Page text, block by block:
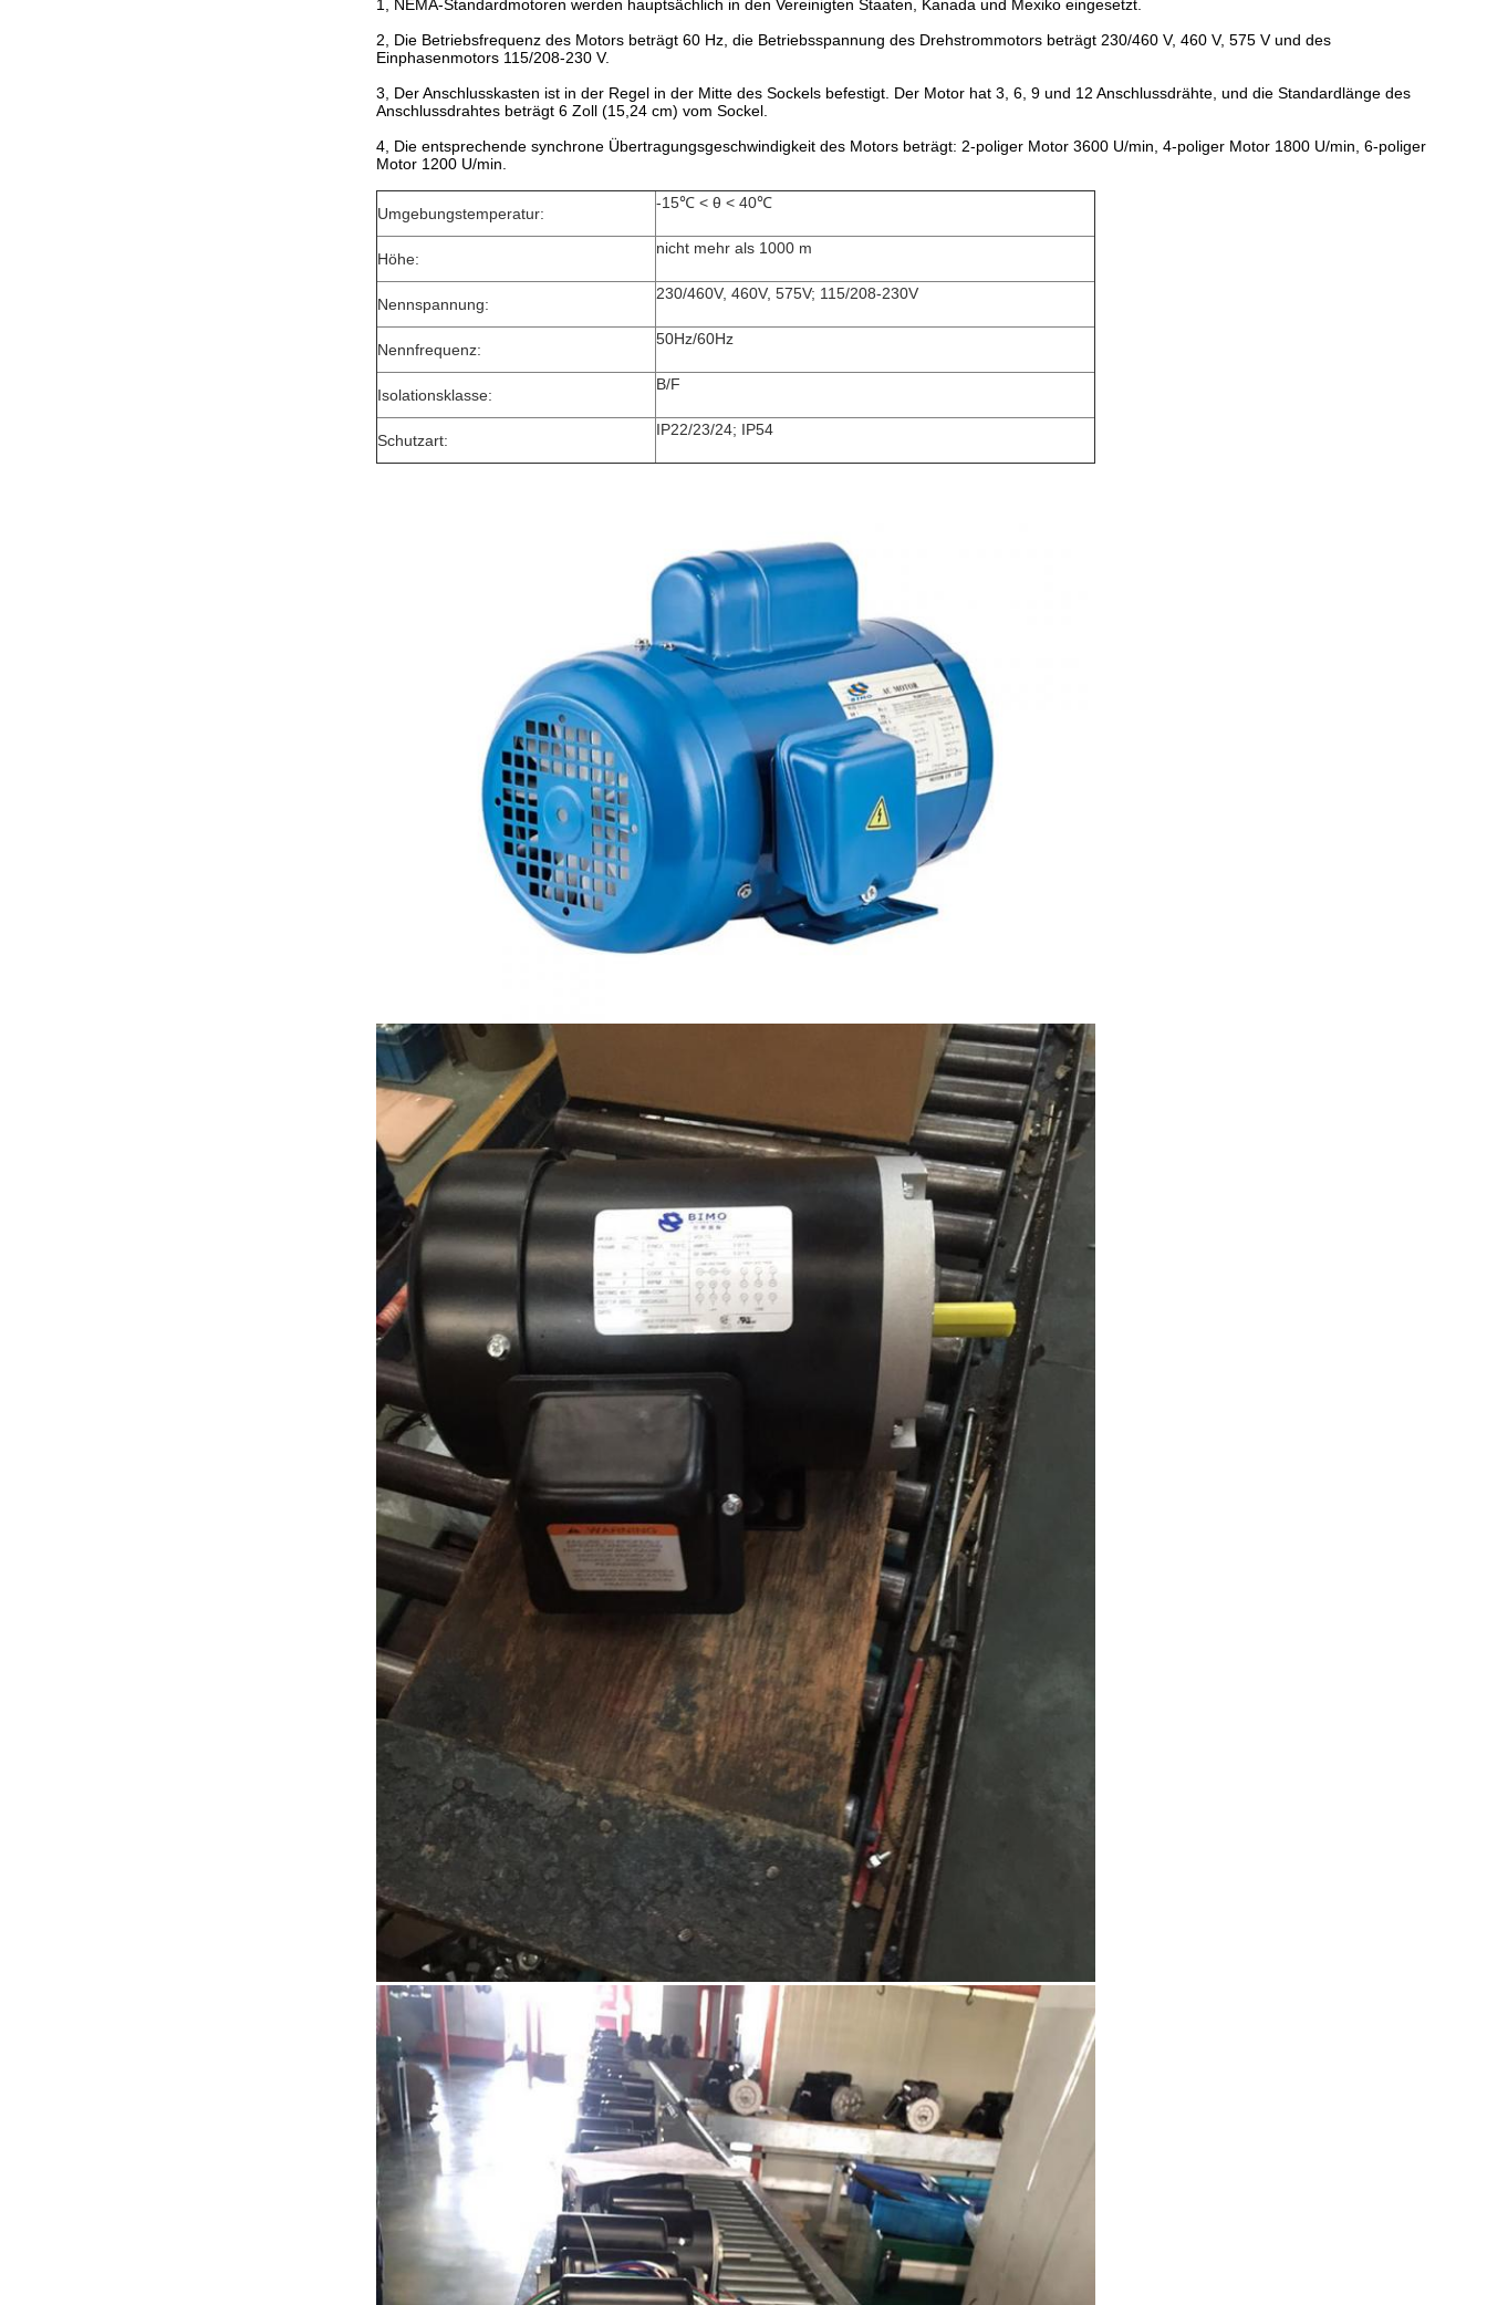
1, NEMA-Standardmotoren werden hauptsächlich in den Vereinigten Staaten, Kanada und Mexiko eingesetzt.
2, Die Betriebsfrequenz des Motors beträgt 60 Hz, die Betriebsspannung des Drehstrommotors beträgt 230/460 V, 460 V, 575 V und des
Einphasenmotors 115/208-230 V.
3, Der Anschlusskasten ist in der Regel in der Mitte des Sockels befestigt. Der Motor hat 3, 6, 9 und 12 Anschlussdrähte, und die Standardlänge des
Anschlussdrahtes beträgt 6 Zoll (15,24 cm) vom Sockel.
4, Die entsprechende synchrone Übertragungsgeschwindigkeit des Motors beträgt: 2-poliger Motor 3600 U/min, 4-poliger Motor 1800 U/min, 6-poliger
Motor 1200 U/min.
Umgebungstemperatur:
-15℃ < θ < 40℃
Höhe:
nicht mehr als 1000 m
Nennspannung:
230/460V, 460V, 575V; 115/208-230V
Nennfrequenz:
50Hz/60Hz
Isolationsklasse:
B/F
Schutzart:
IP22/23/24; IP54